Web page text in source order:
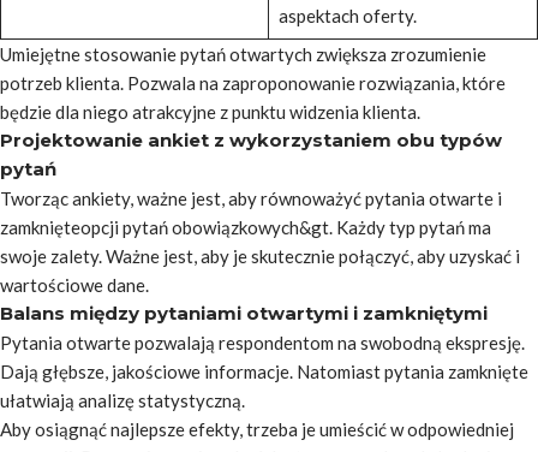
aspektach oferty.
Umiejętne stosowanie pytań otwartych zwiększa zrozumienie
potrzeb klienta. Pozwala na zaproponowanie rozwiązania, które
będzie dla niego atrakcyjne zpunktu widzenia klienta.
Projektowanie ankiet z wykorzystaniem obu typów
pytań
Tworząc ankiety, ważne jest, aby równoważyć pytania otwarte i
zamknięteopcji pytań obowiązkowych&gt. Każdy typ pytań ma
swoje zalety. Ważne jest, aby je skutecznie połączyć, aby uzyskać i
wartościowe dane.
Balans między pytaniami otwartymi i zamkniętymi
Pytania otwarte pozwalają respondentom na swobodną ekspresję.
Dają głębsze, jakościowe informacje. Natomiast pytania zamknięte
ułatwiają analizę statystyczną.
Aby osiągnąć najlepsze efekty, trzeba je umieścić w odpowiedniej